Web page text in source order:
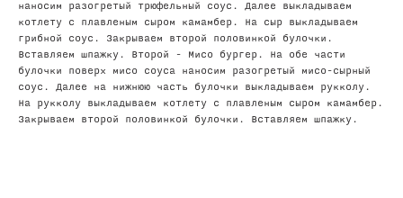
наносим разогретый трюфельный соус. Далее выкладываем
котлету с плавленым сыром камамбер. На сыр выкладываем
грибной соус. Закрываем второй половинкой булочки.
Вставляем шпажку. Второй - Мисо бургер. На обе части
булочки поверх мисо соуса наносим разогретый мисо-сырный
соус. Далее на нижнюю часть булочки выкладываем рукколу.
На рукколу выкладываем котлету с плавленым сыром камамбер.
Закрываем второй половинкой булочки. Вставляем шпажку.